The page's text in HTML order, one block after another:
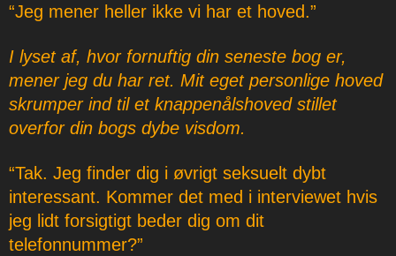
“Jeg mener heller ikke vi har et hoved.”
I lyset af, hvor fornuftig din seneste bog er,
mener jeg du har ret. Mit eget personlige hoved
skrumper ind til et knappenålshoved stillet
overfor din bogs dybe visdom.
“Tak. Jeg finder dig i øvrigt seksuelt dybt
interessant. Kommer det med i interviewet hvis
jeg lidt forsigtigt beder dig om dit
telefonnummer?”